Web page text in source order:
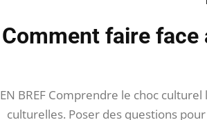
Comment faire
EN BREF Comprendre le choc
culturelles. Poser des questions